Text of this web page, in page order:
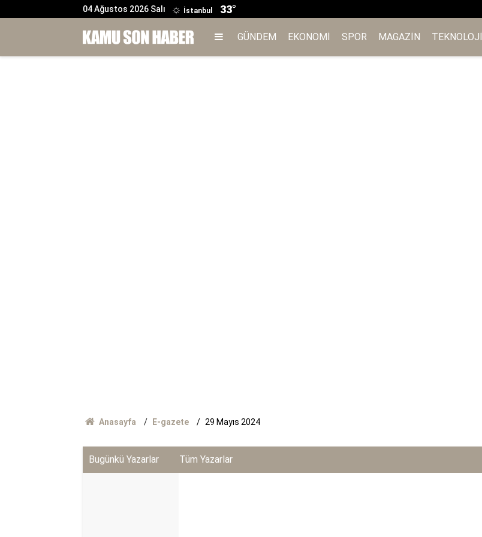
04 Ağustos 2026 Salı İstanbul 33°
GÜNDEM EKONOMI SPOR MAGAZIN TEKNOLOJI
Anasayfa E-gazete 29 Mayıs 2024
Bugünkü Yazarlar Tüm Yazarlar